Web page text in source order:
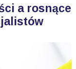
a rosnące